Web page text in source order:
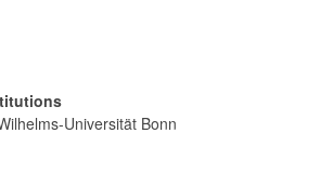
Universität Bonn